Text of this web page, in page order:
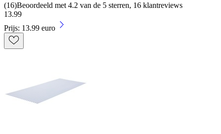
(16)Beoordeeld met 4.2 van de 5 sterren, 16 klantreviews
13.99
Prijs: 13.99 euro